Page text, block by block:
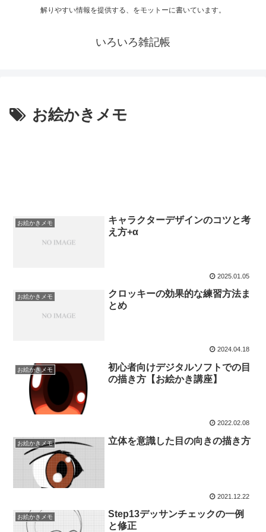
解りやすい情報を提供する、をモットーに書いています。
いろいろ雑記帳
お絵かきメモ
お絵かきメモ
キャラクターデザインのコツと考
え方+α
2025.01.05
お絵かきメモ
クロッキーの効果的な練習方法ま
とめ
2024.04.18
お絵かきメモ
初心者向けデジタルソフトでの目
の描き方【お絵かき講座】
2022.02.08
お絵かきメモ 立体を意識した目の向きの描き方
2021.12.22
お絵かきメモ
Step13デッサンチェックの一例
と修正